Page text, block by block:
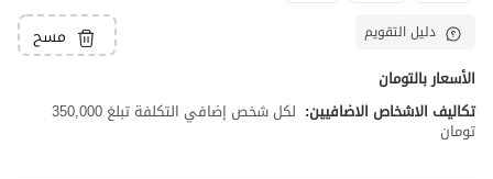
دليل التقويم مسح
الأسعار بالتومان
تكاليف الاشخاص الاضافيين:
لكل شخص إضافي التكلفة تبلغ 350,000
تومان